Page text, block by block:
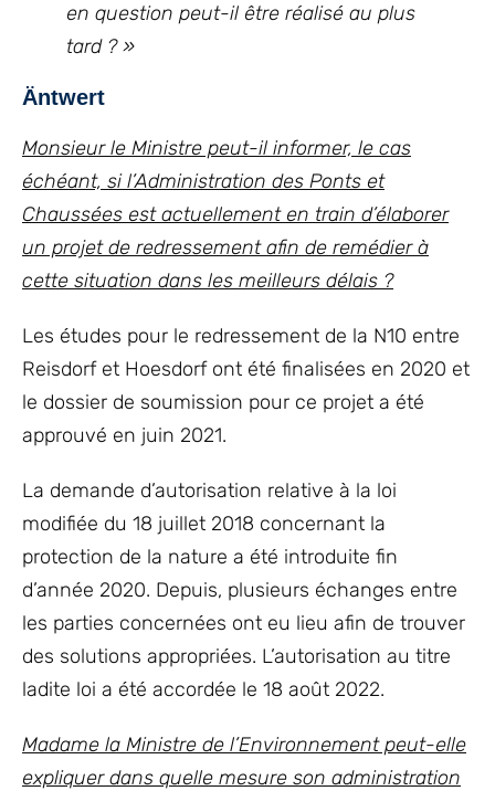
en question peut-il être réalisé au plus
tard ? »
Äntwert
Monsieur le Ministre peut-il informer, le cas
échéant, si l’Administration des Ponts et
Chaussées est actuellement en train d’élaborer
un projet de redressement afin de remédier à
cette situation dans les meilleurs délais ?
Les études pour le redressement de la N10 entre
Reisdorf et Hoesdorf ont été finalisées en 2020 et
le dossier de soumission pour ce projet a été
approuvé en juin 2021.
La demande d’autorisation relative à la loi
modifiée du 18 juillet 2018 concernant la
protection de la nature a été introduite fin
d’année 2020. Depuis, plusieurs échanges entre
les parties concernées ont eu lieu afin de trouver
des solutions appropriées. L’autorisation au titre
ladite loi a été accordée le 18 août 2022.
Madame la Ministre de l’Environnement peut-elle
expliquer dans quelle mesure son administration